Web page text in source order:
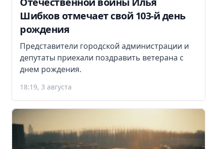
Шибков отмечает свой 103-й день
рождения
Представители городской администрации и
депутаты приехали поздравить ветерана с
днем рождения.
18:19, 3 августа